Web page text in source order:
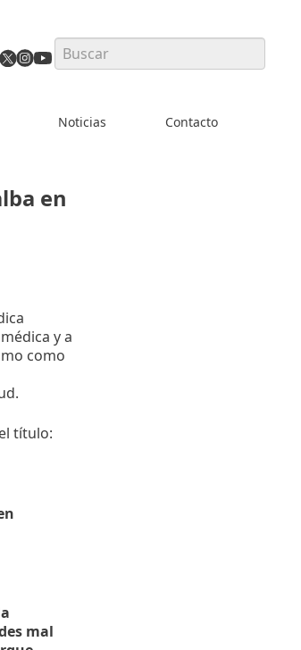
Search
Noticias Contacto
en
y a
como
título:
mal